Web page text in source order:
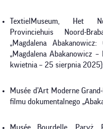
TextielMuseum, Het
Provinciehuis Noord-
„Magdalena
„Magdalena Abakanowicz
kwietnia – 25 sierpnia
Musée d’Art Moderne
filmu dokumentalnego